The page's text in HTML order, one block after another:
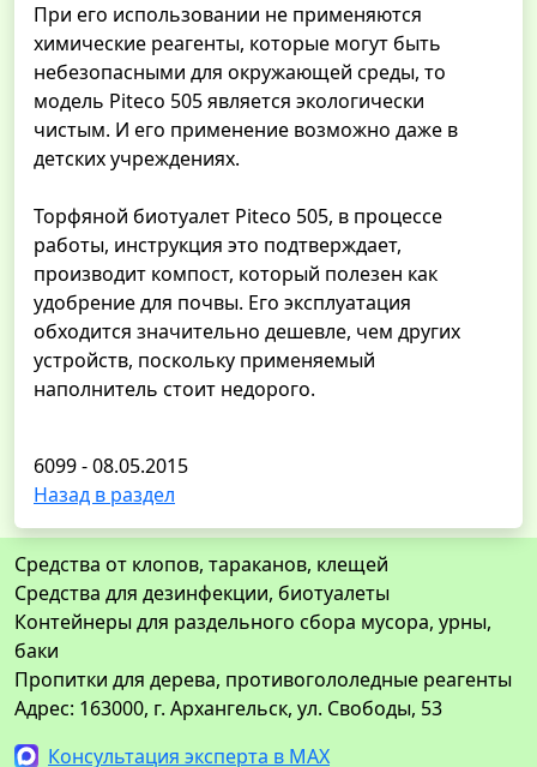
При его использовании не применяются
химические реагенты, которые могут быть
небезопасными для окружающей среды, то
модель Piteco 505 является экологически
чистым. И его применение возможно даже в
детских учреждениях.
Торфяной биотуалет Piteco 505, в процессе
работы, инструкция это подтверждает,
производит компост, который полезен как
удобрение для почвы. Его эксплуатация
обходится значительно дешевле, чем других
устройств, поскольку применяемый
наполнитель стоит недорого.
6099 - 08.05.2015
Назад в раздел
Средства от клопов, тараканов, клещей
Средства для дезинфекции, биотуалеты
Контейнеры для раздельного сбора мусора, урны,
баки
Пропитки для дерева, противогололедные реагенты
Адрес: 163000, г. Архангельск, ул. Свободы, 53
Консультация эксперта в MAX